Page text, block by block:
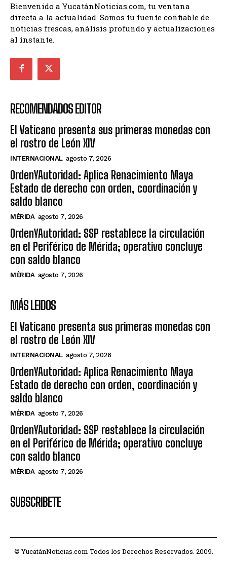
Bienvenido a YucatánNoticias.com, tu ventana
directa a la actualidad. Somos tu fuente confiable de
noticias frescas, análisis profundo y actualizaciones
al instante.
RECOMENDADOS EDITOR
El Vaticano presenta sus primeras monedas con
el rostro de León XIV
INTERNACIONAL agosto 7, 2026
OrdenYAutoridad: Aplica Renacimiento Maya
Estado de derecho con orden, coordinación y
saldo blanco
MÉRIDA agosto 7, 2026
OrdenYAutoridad: SSP restablece la circulación
en el Periférico de Mérida; operativo concluye
con saldo blanco
MÉRIDA agosto 7, 2026
MÁS LEIDOS
El Vaticano presenta sus primeras monedas con
el rostro de León XIV
INTERNACIONAL agosto 7, 2026
OrdenYAutoridad: Aplica Renacimiento Maya
Estado de derecho con orden, coordinación y
saldo blanco
MÉRIDA agosto 7, 2026
OrdenYAutoridad: SSP restablece la circulación
en el Periférico de Mérida; operativo concluye
con saldo blanco
MÉRIDA agosto 7, 2026
SUBSCRIBETE
© YucatánNoticias.com Todos los Derechos Reservados. 2009.